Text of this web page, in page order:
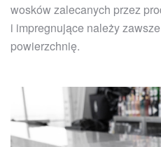
wosków zalecanych przez
i impregnujące należy
powierzchnię.